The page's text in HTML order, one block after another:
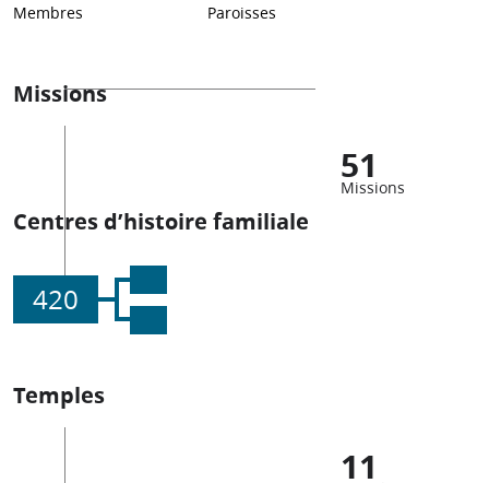
Membres Paroisses
Missions
51
Missions
Centres d’histoire familiale
420
Temples
11